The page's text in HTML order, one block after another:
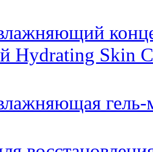
Hydrating Skin